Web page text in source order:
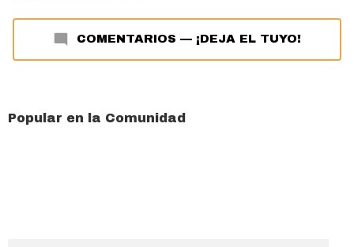
COMENTARIOS — ¡DEJA EL TUYO!
Popular en la Comunidad